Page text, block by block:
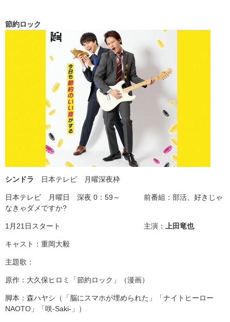
節約ロック
シンドラ 日本テレビ 月曜深夜枠
日本テレビ 月曜日 深夜 0：59～ 前番組：部活、好きじゃ
なきゃダメですか?
1月21日スタート 主演： 上田竜也
キャスト：重岡大毅
主題歌：
原作：大久保ヒロミ「節約ロック」（漫画）
脚本：森ハヤシ（「脳にスマホが埋められた」「ナイトヒーロー
NAOTO」「咲-Saki-」）